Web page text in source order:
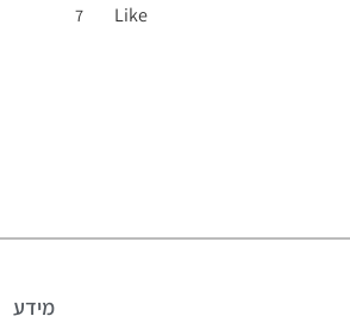
Like
7
מידע